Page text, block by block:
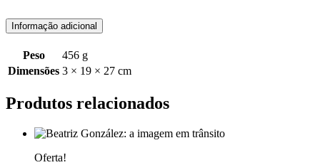
Informação adicional
Peso
456 g
Dimensões 3 × 19 × 27 cm
Produtos relacionados
Oferta!